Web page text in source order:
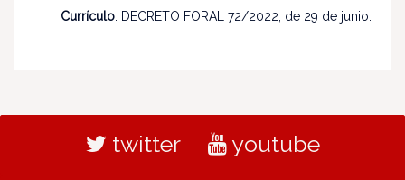
Currículo: DECRETO FORAL 72/2022 , de 29 de junio.
twitter youtube